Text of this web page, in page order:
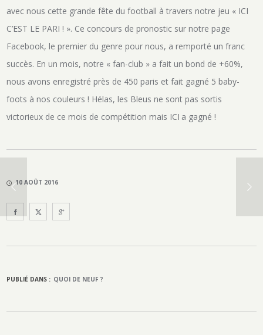
avec nous cette grande fête du football à travers notre jeu « ICI
C’EST LE PARI ! ». Ce concours de pronostic sur notre page
Facebook, le premier du genre pour nous, a remporté un franc
succès. En un mois, notre « fan-club » a fait un bond de +60%,
nous avons enregistré près de 450 paris et fait gagné 5 baby-
foots à nos couleurs ! Hélas, les Bleus ne sont pas sortis
victorieux de ce mois de compétition mais ICI a gagné !
10 AOÛT 2016
PUBLIÉ DANS : QUOI DE NEUF ?